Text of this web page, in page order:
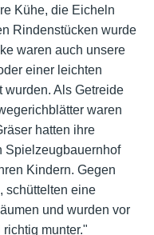
Kühe, die Eicheln
Rindenstücken wurde
waren auch unsere
einer leichten
wurden. Als Getreide
waren
hatten ihre
Spielzeugbauernhof
Kindern. Gegen
schüttelten eine
und wurden vor
munter."